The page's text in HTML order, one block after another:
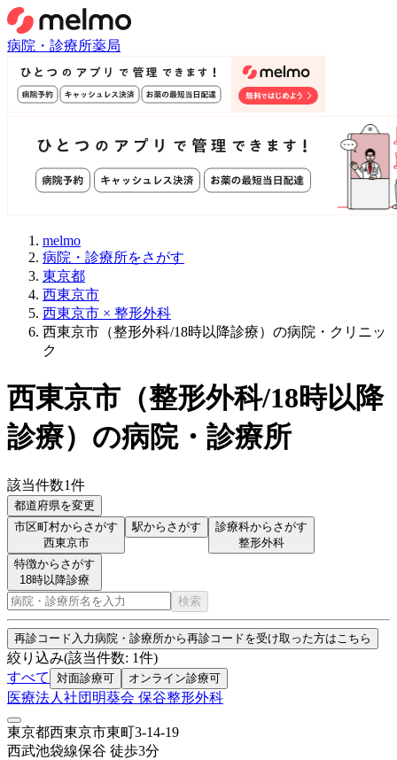
病院・診療所薬局
melmo
病院・診療所をさがす
東京都
西東京市
西東京市 × 整形外科
西東京市（整形外科/18時以降診療）の病院・クリニッ
ク
西東京市 （整形外科/18時以降
診療） の病院・診療所
該当件数1件
都道府県を変更
市区町村からさがす
西東京市
駅からさがす
診療科からさがす
整形外科
特徴からさがす
18時以降診療
検索
再診コード入力病院・診療所から再診コードを受け取った方はこちら
絞り込み(該当件数: 1件)
すべて
対面診療可 オンライン診療可
医療法人社団明葵会 保谷整形外科
東京都西東京市東町3-14-19
西武池袋線保谷 徒歩3分